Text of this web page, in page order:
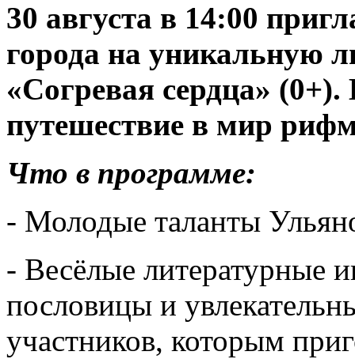
30 августа в 14:00
города на уникальную
«Согревая сердца»
путешествие в мир
Что в программе:
- Молодые таланты
- Весёлые литературные
пословицы и
участников, которым